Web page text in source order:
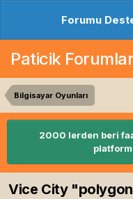
Forumu
Paticik
Bilgisayar Oyunları
2000 lerden beri
Vice City